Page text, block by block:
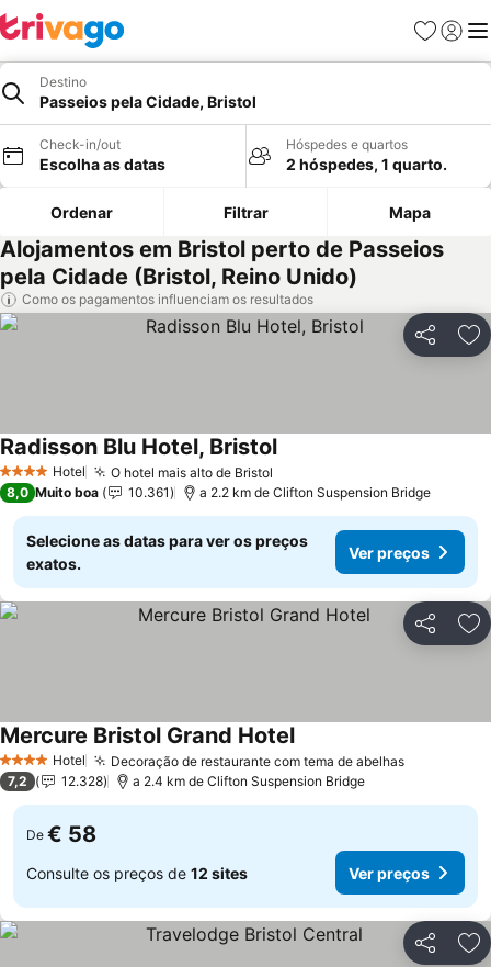
Favoritos
Iniciar
Destino
Passeios pela Cidade, Bristol
Check-in/out
Escolha as datas
Hóspedes e quartos
2 hóspedes, 1 quarto.
Ordenar Filtrar Mapa
Alojamentos em Bristol perto de Passeios
pela Cidade (Bristol, Reino Unido)
Como os pagamentos influenciam os resultados
Partilhar
4 EstrelasHotel O hotel mais alto de Bristol
Radisson Blu Hotel, BristolVer preços
8,0 Muito boa 10.361 a 2.2 km de Clifton Suspension Bridge
Selecione as datas para ver os preços
exatos.
Ver preços
Partilhar
4 EstrelasHotel Decoração de restaurante com tema de abelhasVer
Mercure Bristol Grand HotelVer preços
7,2 12.328 a 2.4 km de Clifton Suspension Bridge
De € 58
Consulte os preços de 12 sites Ver preços
Partilhar